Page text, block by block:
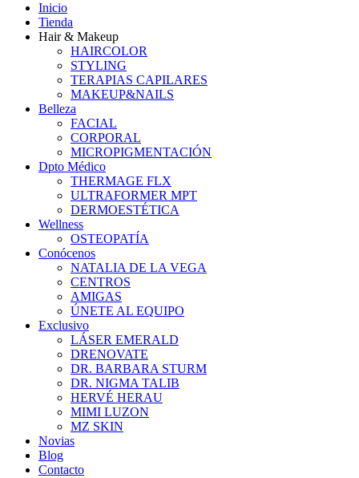
Inicio
Tienda
Hair & Makeup
HAIRCOLOR
STYLING
TERAPIAS CAPILARES
MAKEUP&NAILS
Belleza
FACIAL
CORPORAL
MICROPIGMENTACIÓN
Dpto Médico
THERMAGE FLX
ULTRAFORMER MPT
DERMOESTÉTICA
Wellness
OSTEOPATÍA
Conócenos
NATALIA DE LA VEGA
CENTROS
AMIGAS
ÚNETE AL EQUIPO
Exclusivo
LÁSER EMERALD
DRENOVATE
DR. BARBARA STURM
DR. NIGMA TALIB
HERVÉ HERAU
MIMI LUZON
MZ SKIN
Novias
Blog
Contacto